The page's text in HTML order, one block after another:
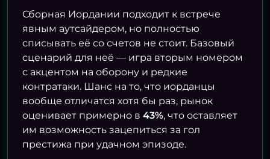
Сборная Иордании подходит к встрече
явным аутсайдером, но полностью
списывать её со счетов не стоит. Базовый
сценарий для неё — игра вторым номером
с акцентом на оборону и редкие
контратаки. Шанс на то, что иорданцы
вообще отличатся хотя бы раз, рынок
оценивает примерно в 43%, что оставляет
им возможность зацепиться за гол
престижа при удачном эпизоде.